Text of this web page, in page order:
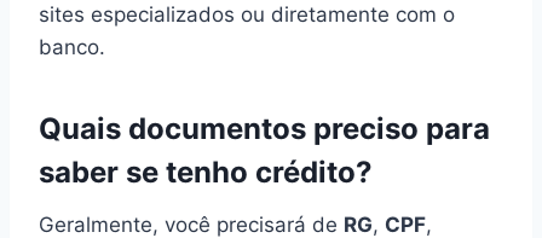
sites especializados ou diretamente com o
banco.
Quais documentos preciso para
saber se tenho crédito?
Geralmente, você precisará de RG, CPF,